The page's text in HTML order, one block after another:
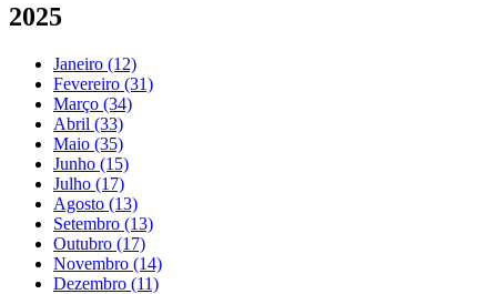
2025
Janeiro (12)
Fevereiro (31)
Março (34)
Abril (33)
Maio (35)
Junho (15)
Julho (17)
Agosto (13)
Setembro (13)
Outubro (17)
Novembro (14)
Dezembro (11)